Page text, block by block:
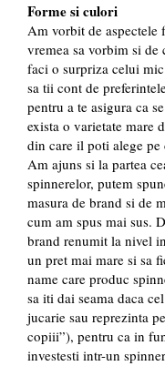
Forme si culori
Am vorbit de aspectele
vremea sa vorbim si
faci o surpriza celui
sa tii cont de
pentru a te asigura ca
exista o varietate mare
din care il poti alege
Am ajuns si la partea
spinnerelor, putem
masura de brand si de
cum am spus mai sus.
brand renumit la nivel
un pret mai mare si sa
name care produc
sa iti dai seama daca
jucarie sau reprezinta
copiii”), pentru ca in
investesti intr-un